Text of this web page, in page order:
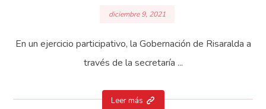
diciembre 9, 2021
En un ejercicio participativo, la Gobernación de Risaralda a
través de la secretaría ...
Leer más